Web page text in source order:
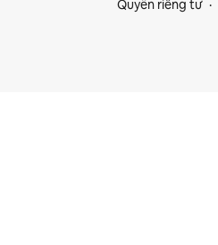
Quyền riêng tư